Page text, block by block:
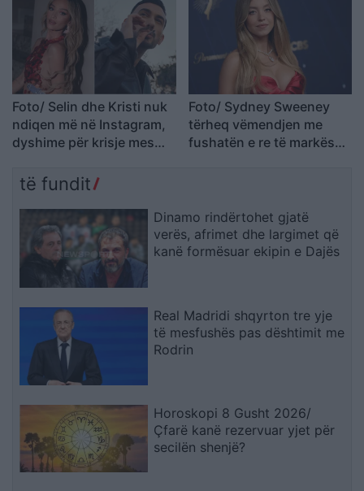
momentit
Foto/ Selin dhe Kristi nuk
ndiqen më në Instagram,
dyshime për krisje mes
VIP 5 dhe ish-banorit
Foto/ Sydney Sweeney
tërheq vëmendjen me
fushatën e re të markës
të fundit
Dinamo rindërtohet gjatë
verës, afrimet dhe largimet që
kanë formësuar ekipin e Dajës
Real Madridi shqyrton tre yje
të mesfushës pas dështimit me
Rodrin
Horoskopi 8 Gusht 2026/
Çfarë kanë rezervuar yjet për
secilën shenjë?